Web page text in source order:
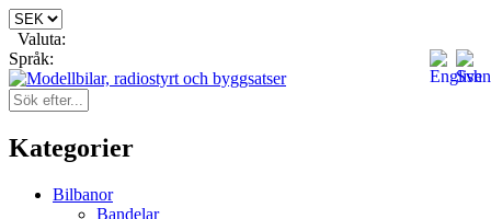
Valuta:
Språk:
Kategorier
Bilbanor
Bandelar